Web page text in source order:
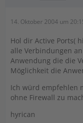
14. Oktober 2004 um
Hol dir Active Ports(
alle Verbindungen
Anwendung die die
Möglichkeit die
Ich würd empfehlen
ohne Firewall zu
hyrican